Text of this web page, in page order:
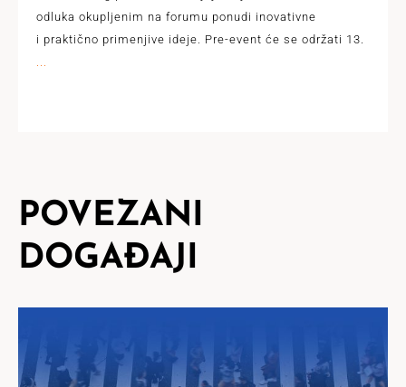
odluka okupljenim na forumu ponudi inovativne
i praktično primenjive ideje. Pre-event će se održati 13.
...
POVEZANI
DOGAĐAJI